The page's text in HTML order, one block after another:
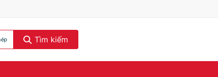
Tìm kiếm